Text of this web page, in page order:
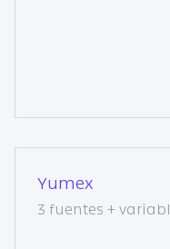
Yumex
3 fuentes +